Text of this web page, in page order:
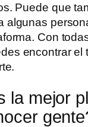
Puede que
algunas
Con
encontrar el
la mejor